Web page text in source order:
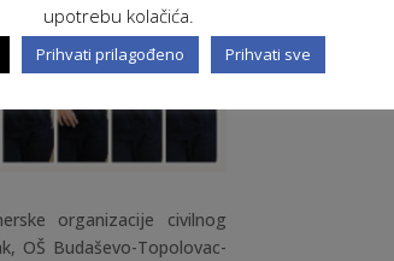
organizacije civilnog
OŠ Budaševo-Topolovac-
upotrebu kolačića.
Prihvati prilagođeno Prihvati sve